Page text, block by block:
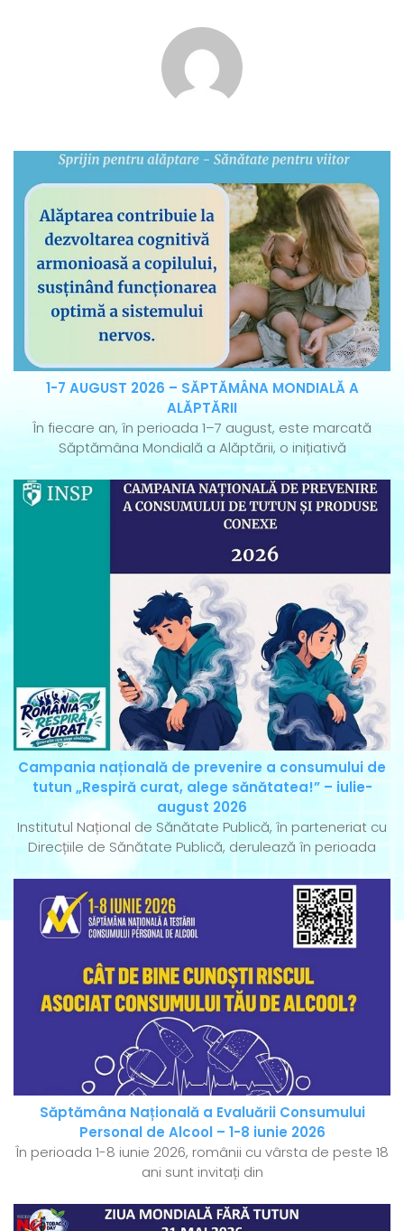
1-7 AUGUST 2026 – SĂPTĂMÂNA MONDIALĂ A
ALĂPTĂRII
În fiecare an, în perioada 1–7 august, este marcată
Săptămâna Mondială a Alăptării, o inițiativă
Campania națională de prevenire a consumului de
tutun „Respiră curat, alege sănătatea!” – iulie-
august 2026
Institutul Național de Sănătate Publică, în parteneriat cu
Direcțiile de Sănătate Publică, derulează în perioada
Săptămâna Națională a Evaluării Consumului
Personal de Alcool – 1-8 iunie 2026
În perioada 1-8 iunie 2026, românii cu vârsta de peste 18
ani sunt invitați din